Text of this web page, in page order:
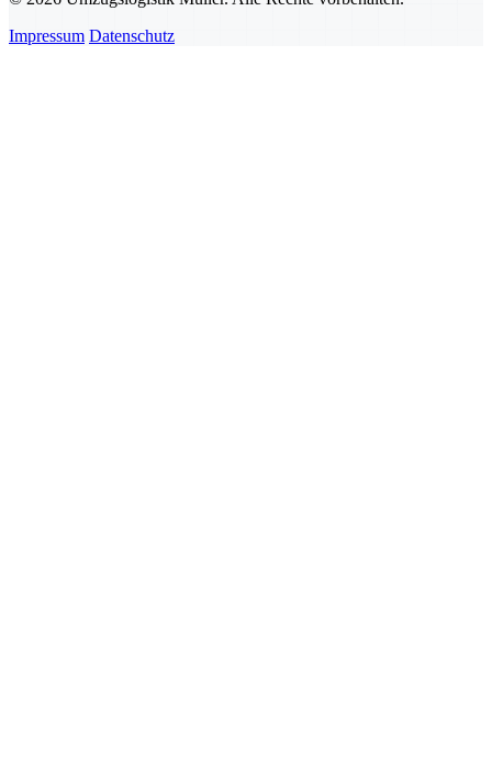
Impressum Datenschutz